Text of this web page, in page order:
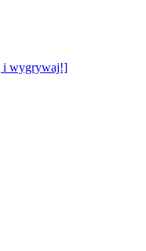
i wygrywaj!]